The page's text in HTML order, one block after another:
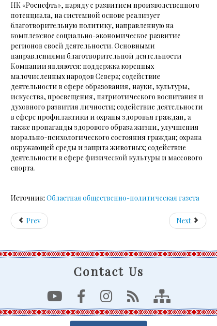
НК «Роснефть», наряду с развитием производственного
потенциала, на системной основе реализует
благотворительную политику, направленную на
комплексное социально-экономическое развитие
регионов своей деятельности. Основными
направлениями благотворительной деятельности
Компании являются: поддержка коренных
малочисленных народов Севера; содействие
деятельности в сфере образования, науки, культуры,
искусства, просвещения, патриотического воспитания и
духовного развития личности; содействие деятельности
в сфере профилактики и охраны здоровья граждан, а
также пропаганды здорового образа жизни, улучшения
морально-психологического состояния граждан; охрана
окружающей среды и защита животных; содействие
деятельности в сфере физической культуры и массового
спорта.
Источник:Областная общественно-политическая газета
Prev Next
Contact Us